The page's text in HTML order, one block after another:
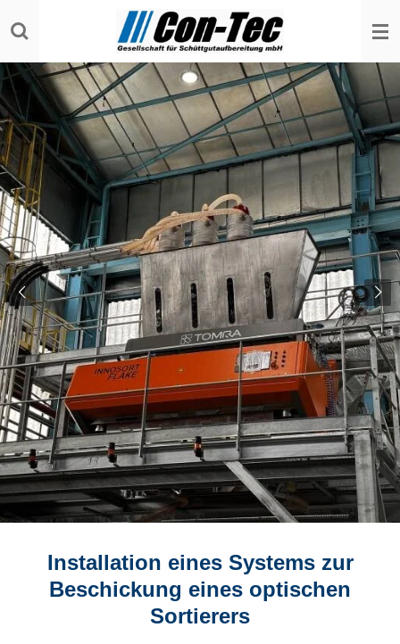
Hauptinhalt
Installation eines Systems zur
Beschickung eines optischen
Sortierers